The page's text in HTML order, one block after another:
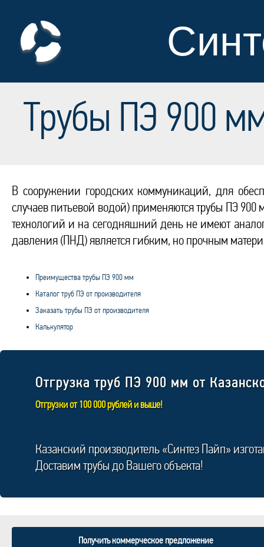
Трубы ПЭ 900
В сооружении городских коммуникаций, для
случаев питьевой водой) применяются трубы ПЭ
технологий и на сегодняшний день не имеют
давления (ПНД) является гибким, но прочным
Преимущества трубы ПЭ 900 мм
Каталог труб ПЭ от производителя
Заказать трубы ПЭ от производителя
Калькулятор
Отгрузка труб ПЭ 900 мм от
Отгрузки от 100 000 рублей и выше!
Казанский производитель «Синтез Пайп»
Доставим трубы до Вашего объекта!
Получить коммерческое предложение